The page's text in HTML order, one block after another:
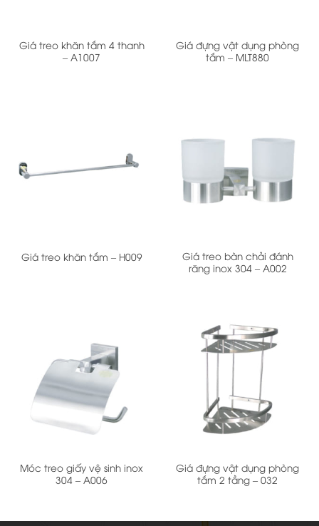
Giá treo khăn tắm 4 thanh
– A1007
Giá đựng vật dụng phòng
tắm – MLT880
Giá treo khăn tắm – H009
Giá treo bàn chải đánh
răng inox 304 – A002
Móc treo giấy vệ sinh inox
304 – A006
Giá đựng vật dụng phòng
tắm 2 tầng – 032